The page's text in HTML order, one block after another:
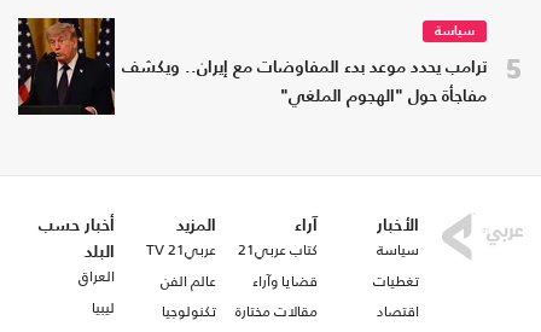
5
سياسة
ترامب يحدد موعد بدء المفاوضات مع إيران.. ويكشف
مفاجأة حول "الهجوم الملغي"
الأخبار
سياسة
تغطيات
اقتصاد
آراء
كتاب عربي21
قضايا وآراء
مقالات مختارة
المزيد
عربي21 TV
عالم الفن
تكنولوجيا
أخبار حسب
البلد
العراق
ليبيا